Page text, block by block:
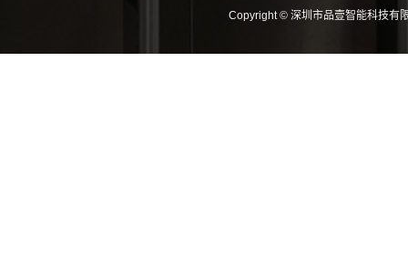
Copyright © 深圳市品壹智能科技有